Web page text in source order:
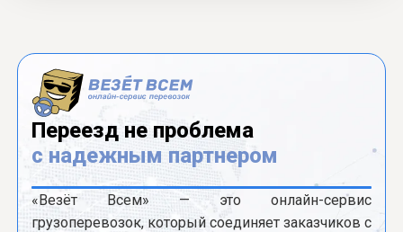
Переезд не проблема
с надежным партнером
«Везёт Всем» — это онлайн-сервис
грузоперевозок, который соединяет заказчиков с